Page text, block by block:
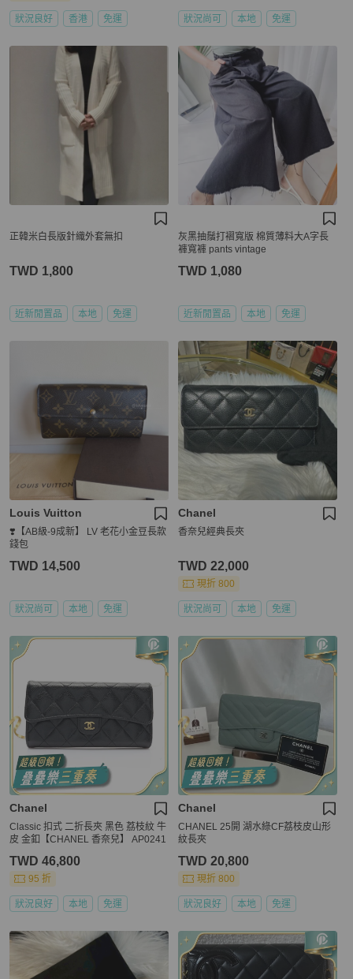
狀況良好 香港 免運 狀況尚可 本地 免運
正韓米白長版針織外套無扣
TWD 1,800
近新閒置品 本地 免運
灰黑抽鬚打褶寬版 棉質薄料大A字長
褲寬褲 pants vintage
TWD 1,080
近新閒置品 本地 免運
Louis Vuitton
❣️【AB級-9成新】 LV 老花小金豆長款
錢包
TWD 14,500
狀況尚可 本地 免運
Chanel
香奈兒經典長夾
TWD 22,000
現折 800
狀況尚可 本地 免運
Chanel
Classic 扣式 二折長夾 黑色 荔枝紋 牛
皮 金釦【CHANEL 香奈兒】 AP0241
TWD 46,800
95 折
狀況良好 本地 免運
Chanel
CHANEL 25開 湖水綠CF荔枝皮山形
紋長夾
TWD 20,800
現折 800
狀況良好 本地 免運